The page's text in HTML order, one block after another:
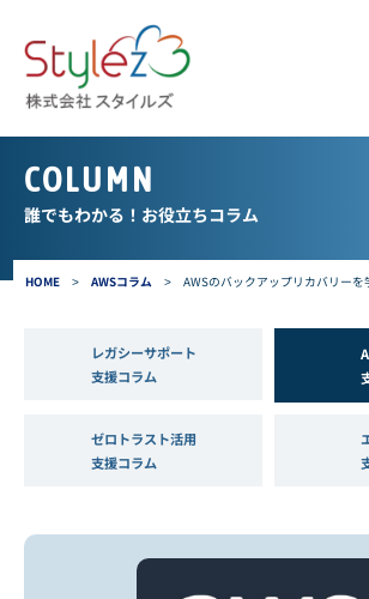
HOME > AWSコラム > AWSのバックアップリカバリーを
COLUMN
誰でもわかる！お役立ちコラム
レガシーサポート
支援コラム
ゼロトラスト活用
支援コラム